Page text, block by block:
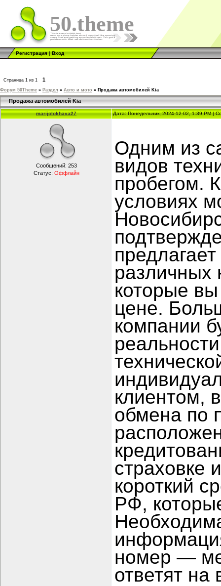
50.theme
Регистрация|Вход
Страница 1 из 1 1
Форум 50Theme » Раздел » Авто и мото » Продажа автомобилей Kia
Продажа автомобилей Kia
marijolokhava27 Дата: Понедельник, 2024-12-02, 1:39 PM |
Сообщений: 253
Статус: Оффлайн
Одним из
видов
пробегом.
условиях
различных
которые
цене.
компании
клиентом,
обмена по
страховке
короткий
РФ,
номер —
ответят на